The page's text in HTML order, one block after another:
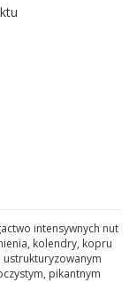
intensywnych nut
kolendry, kopru
ustrukturyzowanym
pikantnym